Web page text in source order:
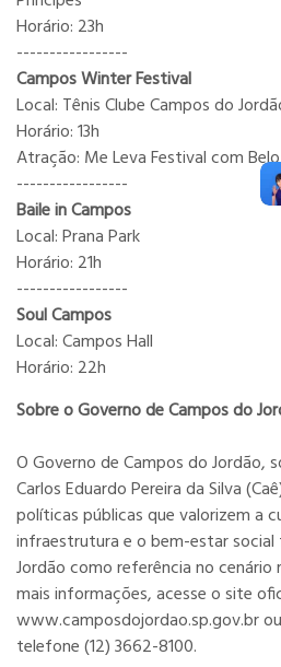
Horário: 23h
-----------------
Campos Winter Festival
Local: Tênis Clube Campos do
Horário: 13h
Atração: Me Leva Festival com
-----------------
Baile in Campos
Local: Prana Park
Horário: 21h
-----------------
Soul Campos
Local: Campos Hall
Horário: 22h
Sobre o Governo de Campos do
O Governo de Campos do
Carlos Eduardo Pereira da Silva
políticas públicas que valorizem a
infraestrutura e o bem-estar
Jordão como referência no cenário
mais informações, acesse o site
www.camposdojordao.sp.gov.br
telefone (12) 3662-8100.